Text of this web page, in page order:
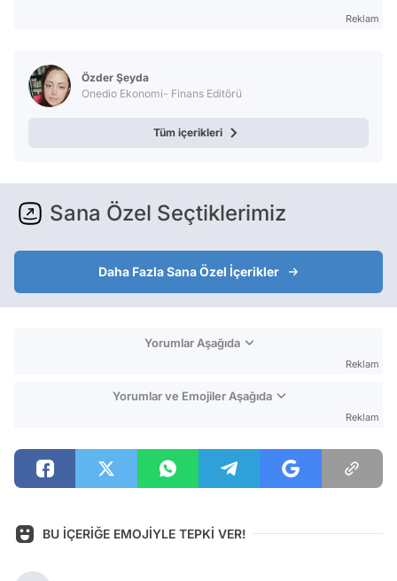
Reklam
Özder Şeyda
Onedio Ekonomi- Finans Editörü
Tüm içerikleri
Sana Özel Seçtiklerimiz
Daha Fazla Sana Özel İçerikler
Yorumlar Aşağıda
Reklam
Yorumlar ve Emojiler Aşağıda
Reklam
BU İÇERİĞE EMOJİYLE TEPKİ VER!